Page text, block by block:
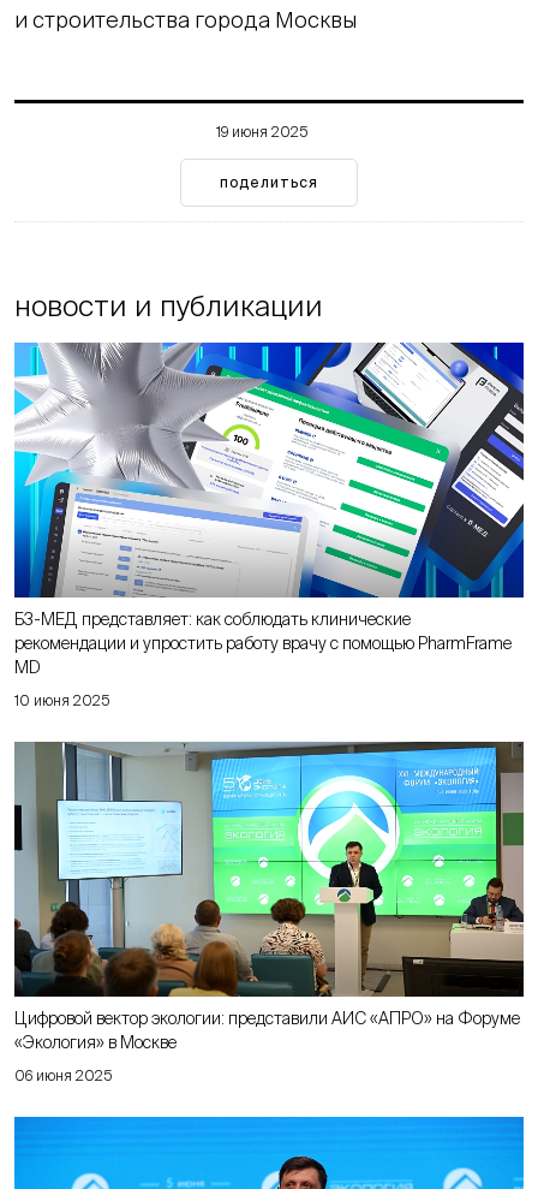
и строительства города Москвы
19 июня 2025
поделиться
новости и публикации
10 июня 2025
Б3-МЕД представляет: как соблюдать клинические
рекомендации и упростить работу врачу с помощью PharmFrame
MD
06 июня 2025
Цифровой вектор экологии: представили АИС «АПРО» на Форуме
«Экология» в Москве